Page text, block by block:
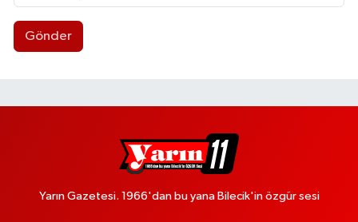
Gönder
Yarın Gazetesi. 1966'dan bu yana Bilecik'in özgür sesi